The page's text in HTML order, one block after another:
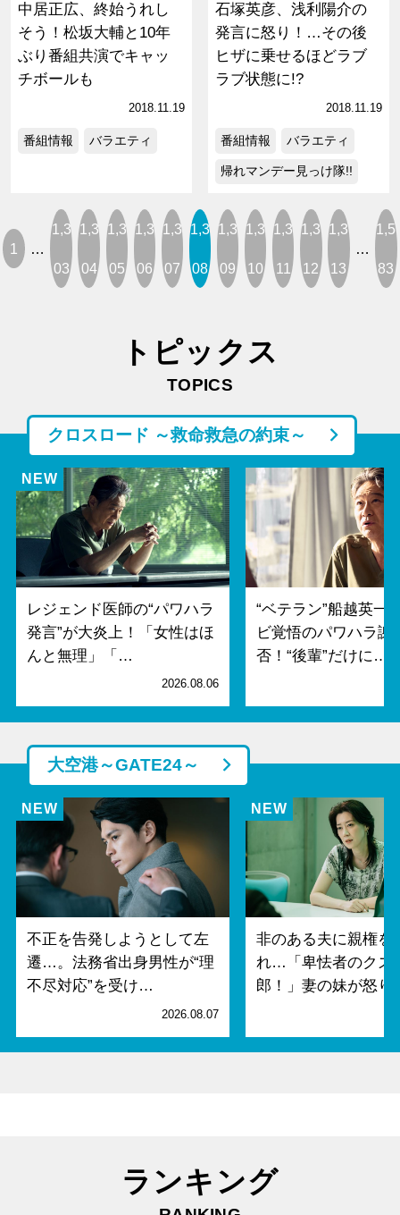
中居正広、終始うれし
そう！松坂大輔と10年
ぶり番組共演でキャッ
チボールも
2018.11.19
番組情報 バラエティ
石塚英彦、浅利陽介の
発言に怒り！…その後
ヒザに乗せるほどラブ
ラブ状態に!?
2018.11.19
番組情報 バラエティ
帰れマンデー見っけ隊!!
1 …
1,3
03
1,3
04
1,3
05
1,3
06
1,3
07
1,3
08
1,3
09
1,3
10
1,3
11
1,3
12
1,3
13
…
1,5
83
トピックス
TOPICS
クロスロード ～救命救急の約束～
レジェンド医師の“パワハラ
発言”が大炎上！「女性はほ
んと無理」「…
2026.08.06
“ベテラン”船越英一
ビ覚悟のパワハラ謝
否！“後輩”だけに…
大空港～GATE24～
不正を告発しようとして左
遷…。法務省出身男性が“理
不尽対応”を受け…
2026.08.07
非のある夫に親権を
れ…「卑怯者のクズ
郎！」妻の妹が怒
ランキング